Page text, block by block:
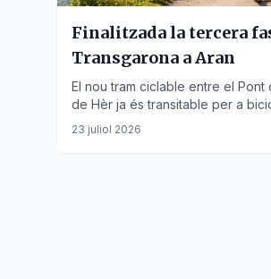
Finalitzada la tercera
Transgarona a Aran
El nou tram ciclable entre el Pont
de Hèr ja és transitable per a
23 juliol 2026